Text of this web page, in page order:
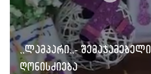
,,ლამპარი,,- შემაჯამებელი
ღონისძიება